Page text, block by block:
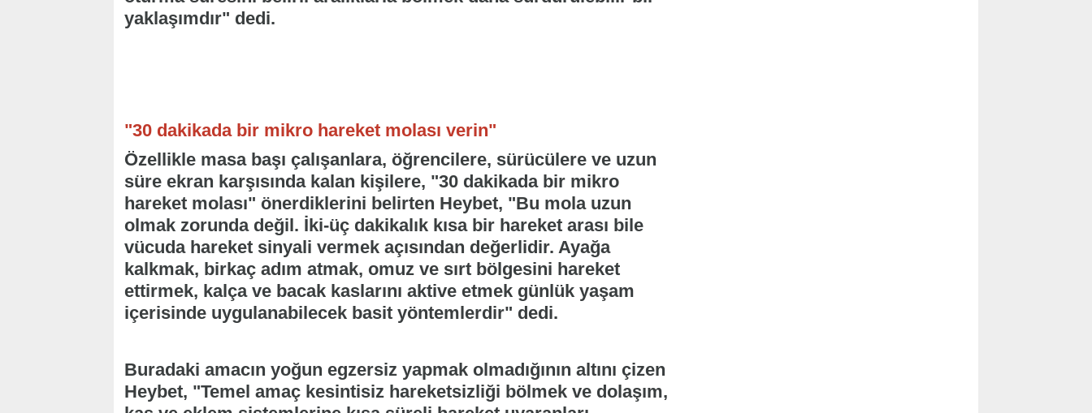
yaklaşımdır" dedi.
"30 dakikada bir mikro hareket molası verin"
Özellikle masa başı çalışanlara, öğrencilere, sürücülere ve uzun
süre ekran karşısında kalan kişilere, "30 dakikada bir mikro
hareket molası" önerdiklerini belirten Heybet, "Bu mola uzun
olmak zorunda değil. İki-üç dakikalık kısa bir hareket arası bile
vücuda hareket sinyali vermek açısından değerlidir. Ayağa
kalkmak, birkaç adım atmak, omuz ve sırt bölgesini hareket
ettirmek, kalça ve bacak kaslarını aktive etmek günlük yaşam
içerisinde uygulanabilecek basit yöntemlerdir" dedi.
Buradaki amacın yoğun egzersiz yapmak olmadığının altını çizen
Heybet, "Temel amaç kesintisiz hareketsizliği bölmek ve dolaşım,